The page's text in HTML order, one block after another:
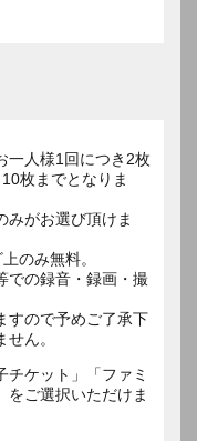
一人様1回につき2枚
枚までとなりま
がお選び頂けま
のみ無料。
での録音・録画・撮
すので予めご了承下
ん。
ケット」「ファミ
をご選択いただけま